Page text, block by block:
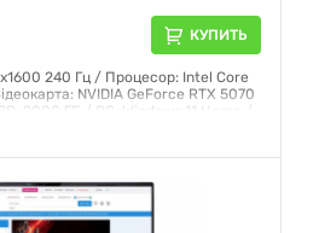
КУПИТЬ
240 Гц / Процесор: Intel Core
NVIDIA GeForce RTX 5070
2000 ГБ / ОС: Windows 11 Home /